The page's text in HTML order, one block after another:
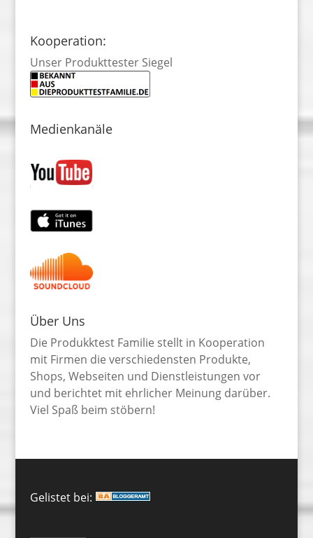
Kooperation:
Unser Produkttester Siegel
Medienkanäle
Über Uns
Die Produkktest Familie stellt in Kooperation
mit Firmen die verschiedensten Produkte,
Shops, Webseiten und Dienstleistungen vor
und berichtet mit ehrlicher Meinung darüber.
Viel Spaß beim stöbern!
Gelistet bei: